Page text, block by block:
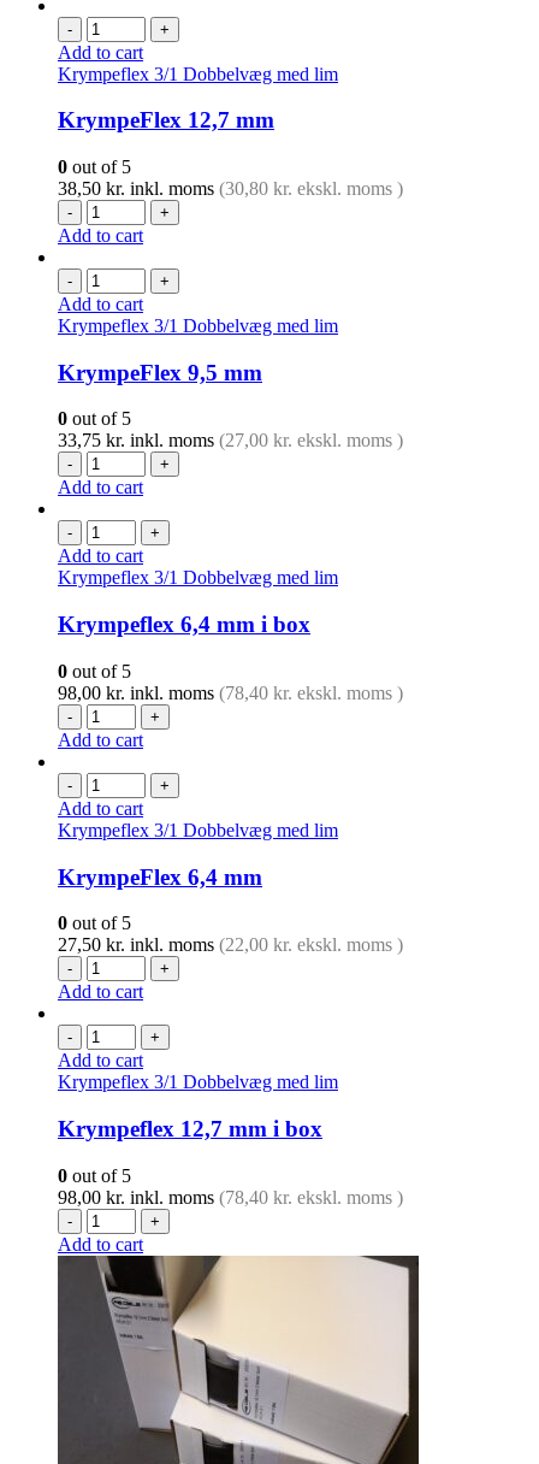
- +
Add to cart
Krympeflex 3/1 Dobbelvæg med lim
KrympeFlex 12,7 mm
0 out of 5
38,50 kr. inkl. moms (30,80 kr. ekskl. moms )
- +
Add to cart
- +
Add to cart
Krympeflex 3/1 Dobbelvæg med lim
KrympeFlex 9,5 mm
0 out of 5
33,75 kr. inkl. moms (27,00 kr. ekskl. moms )
- +
Add to cart
- +
Add to cart
Krympeflex 3/1 Dobbelvæg med lim
Krympeflex 6,4 mm i box
0 out of 5
98,00 kr. inkl. moms (78,40 kr. ekskl. moms )
- +
Add to cart
- +
Add to cart
Krympeflex 3/1 Dobbelvæg med lim
KrympeFlex 6,4 mm
0 out of 5
27,50 kr. inkl. moms (22,00 kr. ekskl. moms )
- +
Add to cart
- +
Add to cart
Krympeflex 3/1 Dobbelvæg med lim
Krympeflex 12,7 mm i box
0 out of 5
98,00 kr. inkl. moms (78,40 kr. ekskl. moms )
- +
Add to cart